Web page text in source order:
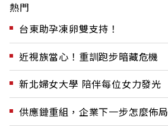
熱門
台東助孕凍卵雙支持！
近視族當心！重訓跑步暗藏危機
新北婦女大學 陪伴每位女力發光
供應鏈重組，企業下一步怎麼佈局